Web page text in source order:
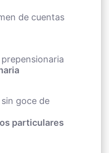
de cuentas
goce de
particulares